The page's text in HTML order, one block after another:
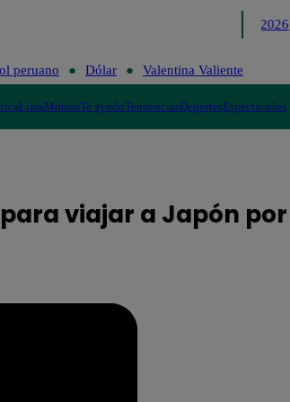
Perú Decide 2026
peruano Dólar Valentina Valiente
LimaMundoTe ayudoTendenciasDeportesEspectáculos
viajar a Japón por